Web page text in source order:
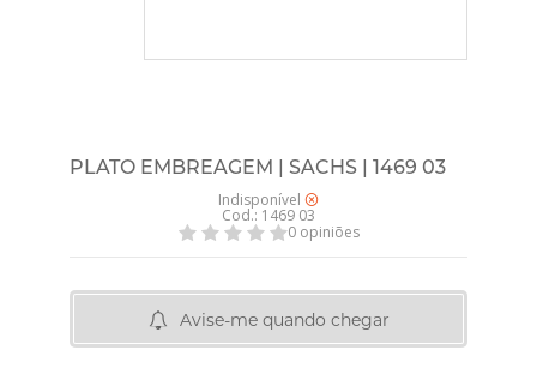
PLATO EMBREAGEM | SACHS | 1469 03
Indisponível
Cod.: 1469 03
0 opiniões
Avise-me quando chegar